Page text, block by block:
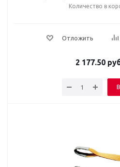
Количество в
Отложить
2 177.50